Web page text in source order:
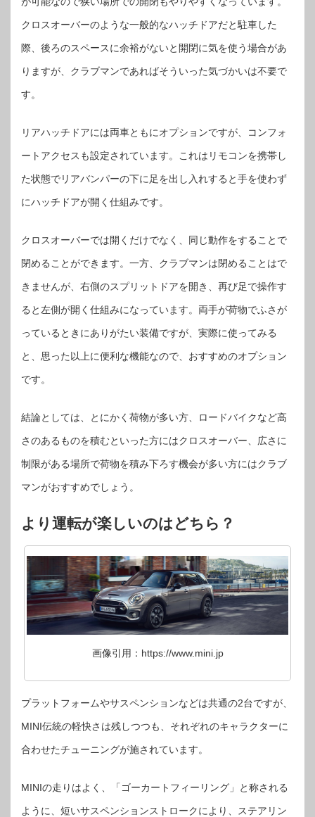
クロスオーバーのような一般的なハッチドアだと駐車した
際、後ろのスペースに余裕がないと開閉に気を使う場合があ
りますが、クラブマンであればそういった気づかいは不要で
す。
リアハッチドアには両車ともにオプションですが、コンフォ
ートアクセスも設定されています。これはリモコンを携帯し
た状態でリアバンパーの下に足を出し入れすると手を使わず
にハッチドアが開く仕組みです。
クロスオーバーでは開くだけでなく、同じ動作をすることで
閉めることができます。一方、クラブマンは閉めることはで
きませんが、右側のスプリットドアを開き、再び足で操作す
ると左側が開く仕組みになっています。両手が荷物でふさが
っているときにありがたい装備ですが、実際に使ってみる
と、思った以上に便利な機能なので、おすすめのオプション
です。
結論としては、とにかく荷物が多い方、ロードバイクなど高
さのあるものを積むといった方にはクロスオーバー、広さに
制限がある場所で荷物を積み下ろす機会が多い方にはクラブ
マンがおすすめでしょう。
より運転が楽しいのはどちら？
画像引用：https://www.mini.jp
プラットフォームやサスペンションなどは共通の2台ですが、
MINI伝統の軽快さは残しつつも、それぞれのキャラクターに
合わせたチューニングが施されています。
MINIの走りはよく、「ゴーカートフィーリング」と称される
ように、短いサスペンションストロークにより、ステアリン